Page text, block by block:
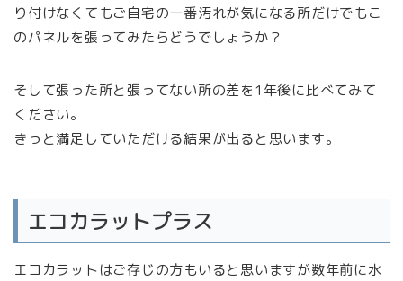
り付けなくてもご自宅の一番汚れが気になる所だけでもこ
のパネルを張ってみたらどうでしょうか？
そして張った所と張ってない所の差を1年後に比べてみて
ください。
きっと満足していただける結果が出ると思います。
エコカラットプラス
エコカラットはご存じの方もいると思いますが数年前に水